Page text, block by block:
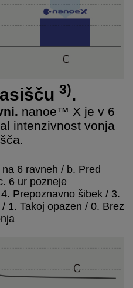
3).
nanoe™ X je v 6
intenzivnost vonja
6 ravneh / b. Pred
6 ur pozneje
Prepoznavno šibek / 3.
1. Takoj opazen / 0. Brez